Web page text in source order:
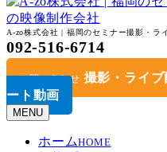
A-zo株式会社 | 福岡のセミナー撮影・ラ
092-516-6714
お問い合わせ 撮影・ライブ
ート動画
MENU
ホームHOME